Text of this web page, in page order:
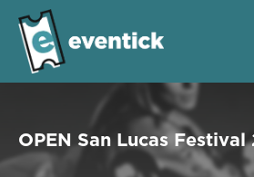
OPEN San Lucas Festival